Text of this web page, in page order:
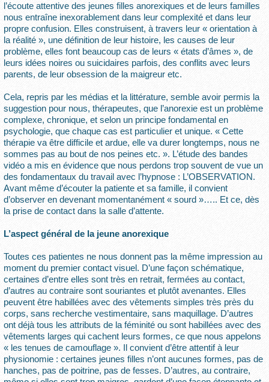
l’écoute attentive des jeunes filles anorexiques et de leurs familles
nous entraîne inexorablement dans leur complexité et dans leur
propre confusion. Elles construisent, à travers leur « orientation à
la réalité », une définition de leur histoire, les causes de leur
problème, elles font beaucoup cas de leurs « états d’âmes », de
leurs idées noires ou suicidaires parfois, des conflits avec leurs
parents, de leur obsession de la maigreur etc.
Cela, repris par les médias et la littérature, semble avoir permis la
suggestion pour nous, thérapeutes, que l’anorexie est un problème
complexe, chronique, et selon un principe fondamental en
psychologie, que chaque cas est particulier et unique. « Cette
thérapie va être difficile et ardue, elle va durer longtemps, nous ne
sommes pas au bout de nos peines etc. ». L’étude des bandes
vidéo a mis en évidence que nous perdons trop souvent de vue un
des fondamentaux du travail avec l’hypnose : L’OBSERVATION.
Avant même d’écouter la patiente et sa famille, il convient
d’observer en devenant momentanément « sourd »….. Et ce, dès
la prise de contact dans la salle d’attente.
L’aspect général de la jeune anorexique
Toutes ces patientes ne nous donnent pas la même impression au
moment du premier contact visuel. D’une façon schématique,
certaines d’entre elles sont très en retrait, fermées au contact,
d’autres au contraire sont souriantes et plutôt avenantes. Elles
peuvent être habillées avec des vêtements simples très près du
corps, sans recherche vestimentaire, sans maquillage. D’autres
ont déjà tous les attributs de la féminité ou sont habillées avec des
vêtements larges qui cachent leurs formes, ce que nous appelons
« les tenues de camouflage ». Il convient d’être attentif à leur
physionomie : certaines jeunes filles n’ont aucunes formes, pas de
hanches, pas de poitrine, pas de fesses. D’autres, au contraire,